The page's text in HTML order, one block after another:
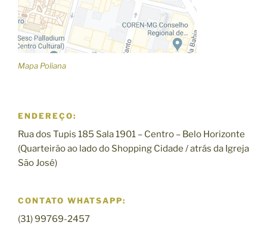
Mapa Poliana
ENDEREÇO:
Rua dos Tupis 185 Sala 1901 – Centro – Belo Horizonte
(Quarteirão ao lado do Shopping Cidade / atrás da Igreja
São José)
CONTATO WHATSAPP:
(31) 99769-2457